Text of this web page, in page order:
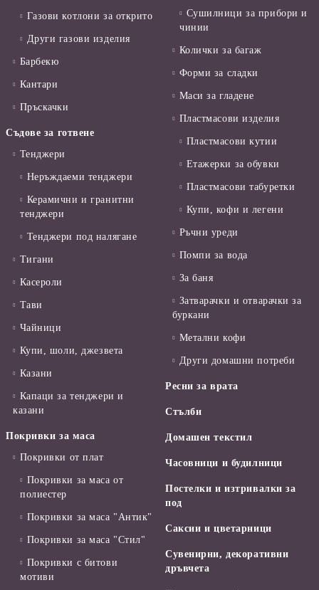
Газови котлони за открито
Други газови изделия
Барбекю
Кантари
Пръскачки
Съдове за готвене
Тенджери
Неръждаеми тенджери
Керамични и гранитни
тенджери
Тенджери под налягане
Тигани
Касероли
Тави
Чайници
Купи, шоли, джезвета
Казани
Капаци за тенджери и
казани
Покривки за маса
Покривки от плат
Покривки за маса от
полиестер
Покривки за маса "Антик"
Покривки за маса "Стил"
Покривки с битови
мотиви
Сушилници за прибори и
чинии
Колички за багаж
Форми за сладки
Маси за гладене
Пластмасови изделия
Пластмасови кутии
Етажерки за обувки
Пластмасови табуретки
Купи, кофи и легени
Ръчни уреди
Помпи за вода
За баня
Затварачки и отварачки за
буркани
Метални кофи
Други домашни потреби
Ресни за врата
Стълби
Домашен текстил
Часовници и будилници
Постелки и изтривалки за
под
Саксии и цветарници
Сувенирни, декоративни
дръвчета